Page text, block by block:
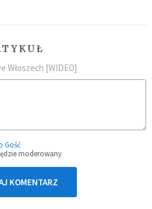
Włoszech [WIDEO]
Gość
moderowany
KOMENTARZ